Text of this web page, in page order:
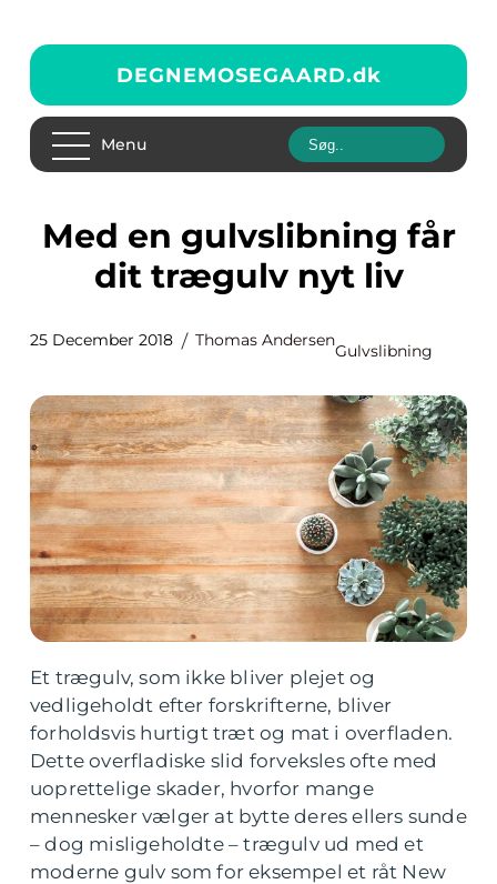
DEGNEMOSEGAARD.dk
Menu
Med en gulvslibning får
dit trægulv nyt liv
25 December 2018 Thomas Andersen
Gulvslibning
Et trægulv, som ikke bliver plejet og
vedligeholdt efter forskrifterne, bliver
forholdsvis hurtigt træt og mat i overfladen.
Dette overfladiske slid forveksles ofte med
uoprettelige skader, hvorfor mange
mennesker vælger at bytte deres ellers sunde
– dog misligeholdte – trægulv ud med et
moderne gulv som for eksempel et råt New